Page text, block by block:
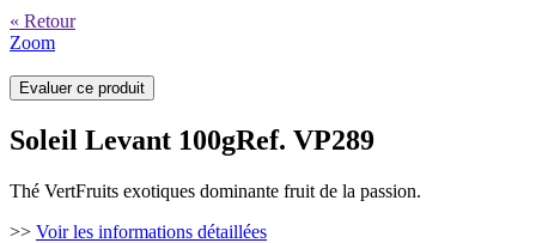
« Retour
Zoom
Soleil Levant 100gRef. VP289
Thé VertFruits exotiques dominante fruit de la passion.
>> Voir les informations détaillées